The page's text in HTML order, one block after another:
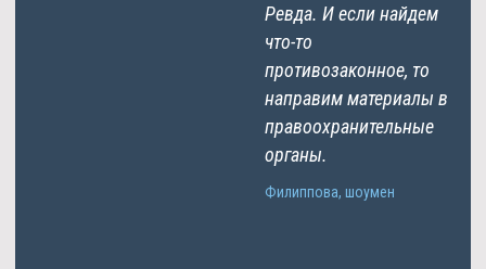
Ревда. И если найдем
что-то
противозаконное, то
направим материалы в
правоохранительные
органы.
Филиппова, шоумен